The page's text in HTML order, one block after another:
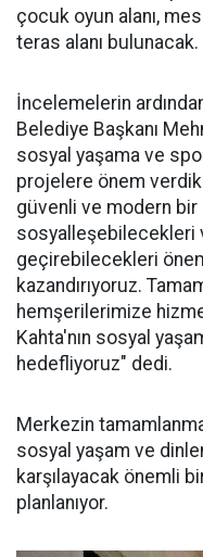
çocuk oyun alanı,
teras alanı bulunacak.
İncelemelerin
Belediye Başkanı
sosyal yaşama ve
projelere önem
güvenli ve modern
sosyalleşebilecekleri
geçirebilecekleri
kazandırıyoruz.
hemşerilerimize
Kahta'nın sosyal
hedefliyoruz" dedi.
Merkezin
sosyal yaşam ve
karşılayacak önemli
planlanıyor.